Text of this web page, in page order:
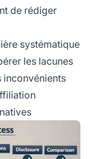
de rédiger
systématique
les lacunes
inconvénients